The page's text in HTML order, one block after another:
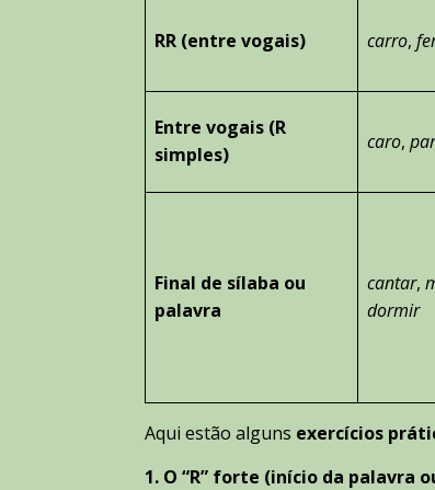
RR (entre vogais) carro,
Entre vogais (R
simples)
caro,
Final de sílaba ou
palavra
cantar,
dormir
Aqui estão alguns exercícios
1. O “R” forte (início da palavra